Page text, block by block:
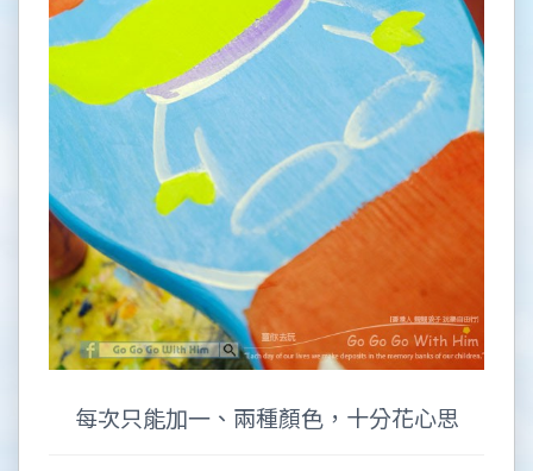
每次只能加一、兩種顏色，十分花心思